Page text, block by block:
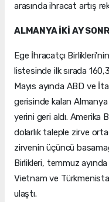
arasında ihracat artış
ALMANYA İKİ AY
Ege İhracatçı
listesinde ilk sırada
Mayıs ayında ABD ve
gerisinde kalan Almanya
yerini geri aldı. Amerika
dolarlık taleple zirve
zirvenin üçüncü
Birlikleri, temmuz
Vietnam ve
ulaştı.